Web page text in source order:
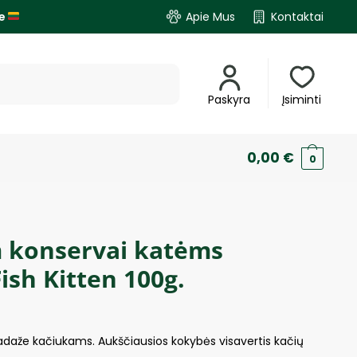
Apie Mus Kontaktai
Paskyra Įsiminti
0,00 € 0
katėms
Kitten 100g.
kačiukams. Aukščiausios kokybės visavertis kačių